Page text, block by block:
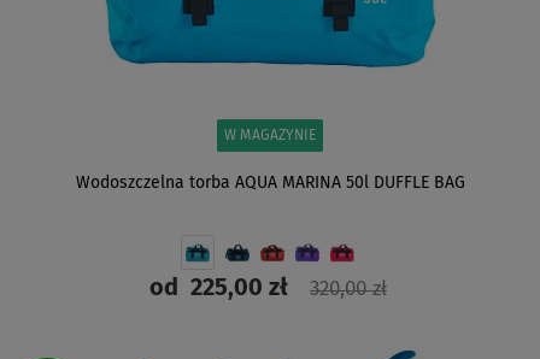
W MAGAZYNIE
Wodoszczelna torba AQUA MARINA 50l DUFFLE BAG
od 225,00 zł 320,00 zł